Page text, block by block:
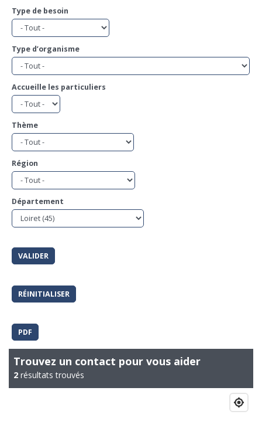
Type de besoin
Type d’organisme
Accueille les particuliers
Thème
Région
Département
PDF
Trouvez un contact pour vous aider
2 résultats trouvés